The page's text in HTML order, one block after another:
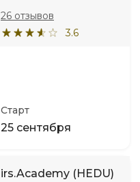
3.6
26 отзывов
Старт
25 сентября
irs.Academy (HEDU)